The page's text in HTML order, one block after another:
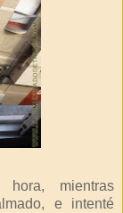
mientras
e intenté